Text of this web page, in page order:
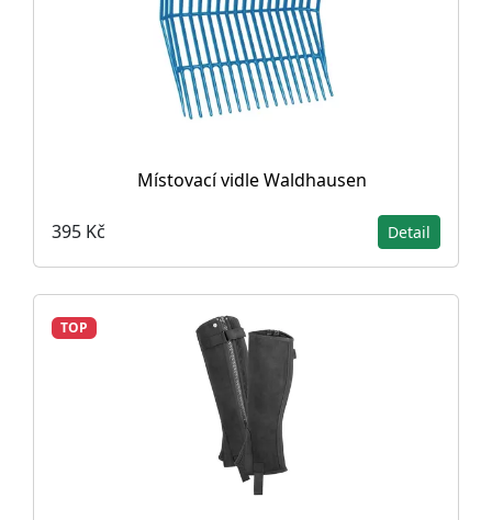
Místovací vidle Waldhausen
395 Kč Detail
TOP